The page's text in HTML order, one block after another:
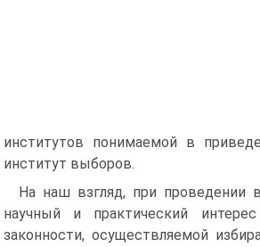
институтов понимаемой в
институт выборов.
На наш взгляд, при проведении
научный и практический
законности, осуществляемой